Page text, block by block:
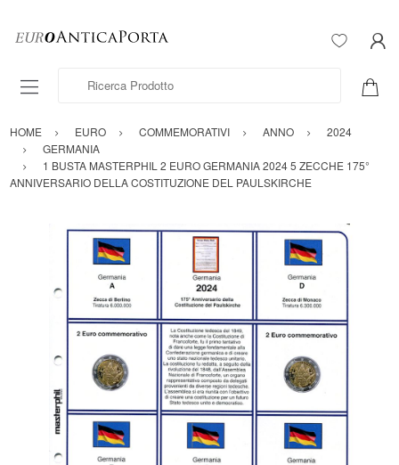
Ricerca Prodotto
HOME EURO COMMEMORATIVI ANNO
2024
GERMANIA
1 BUSTA MASTERPHIL 2 EURO GERMANIA 2024 5 ZECCHE 175°
ANNIVERSARIO DELLA COSTITUZIONE DEL PAULSKIRCHE